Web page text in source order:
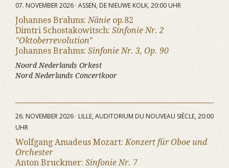
07. NOVEMBER 2026 · ASSEN, DE NIEUWE KOLK, 20:00 UHR
Johannes Brahms:Nänie op.82
Dimtri Schostakowitsch: Sinfonie Nr. 2
"Oktoberrevolution"
Johannes Brahms: Sinfonie Nr. 3, Op. 90
Noord Nederlands Orkest
Nord Nederlands Concertkoor
26. NOVEMBER 2026 · LILLE, AUDITORIUM DU NOUVEAU SIÈCLE, 20:00
UHR
Wolfgang Amadeus Mozart:Konzert für Oboe und
Orchester
Anton Bruckmer: Sinfonie Nr. 7